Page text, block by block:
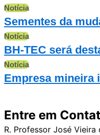
Notícia
Sementes da
Notícia
BH-TEC será
Notícia
Empresa mineira
Entre em
R. Professor José